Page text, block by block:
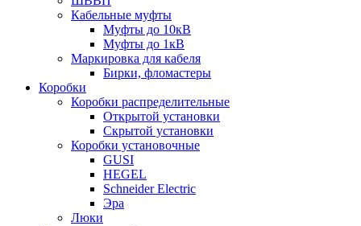
Кабельные муфты
Муфты до 10кВ
Муфты до 1кВ
Маркировка для кабеля
Бирки, фломастеры
Коробки
Коробки распределительные
Открытой установки
Скрытой установки
Коробки установочные
GUSI
HEGEL
Schneider Electric
Эра
Люки